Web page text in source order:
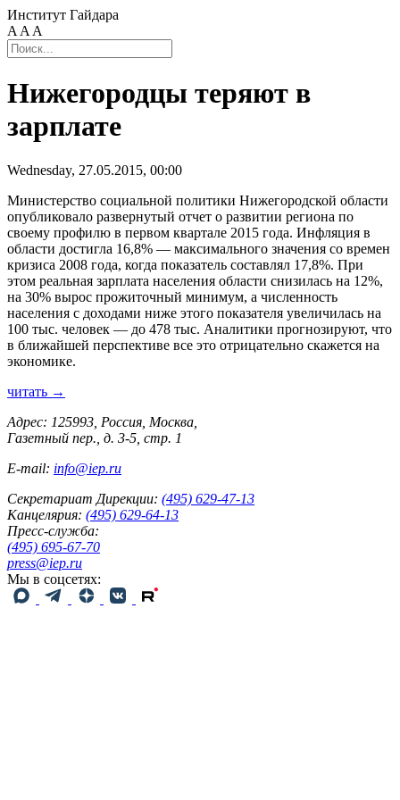
Институт Гайдара
A A A
Нижегородцы теряют в
зарплате
Wednesday, 27.05.2015, 00:00
Министерство социальной политики Нижегородской области
опубликовало развернутый отчет о развитии региона по
своему профилю в первом квартале 2015 года. Инфляция в
области достигла 16,8% — максимального значения со времен
кризиса 2008 года, когда показатель составлял 17,8%. При
этом реальная зарплата населения области снизилась на 12%,
на 30% вырос прожиточный минимум, а численность
населения с доходами ниже этого показателя увеличилась на
100 тыс. человек — до 478 тыс. Аналитики прогнозируют, что
в ближайшей перспективе все это отрицательно скажется на
экономике.
читать →
Адрес: 125993, Россия, Москва,
Газетный пер., д. 3-5, стр. 1
E-mail: info@iep.ru
Секретариат Дирекции: (495) 629-47-13
Канцелярия: (495) 629-64-13
Пресс-служба:
(495) 695-67-70
press@iep.ru
Мы в соцсетях: